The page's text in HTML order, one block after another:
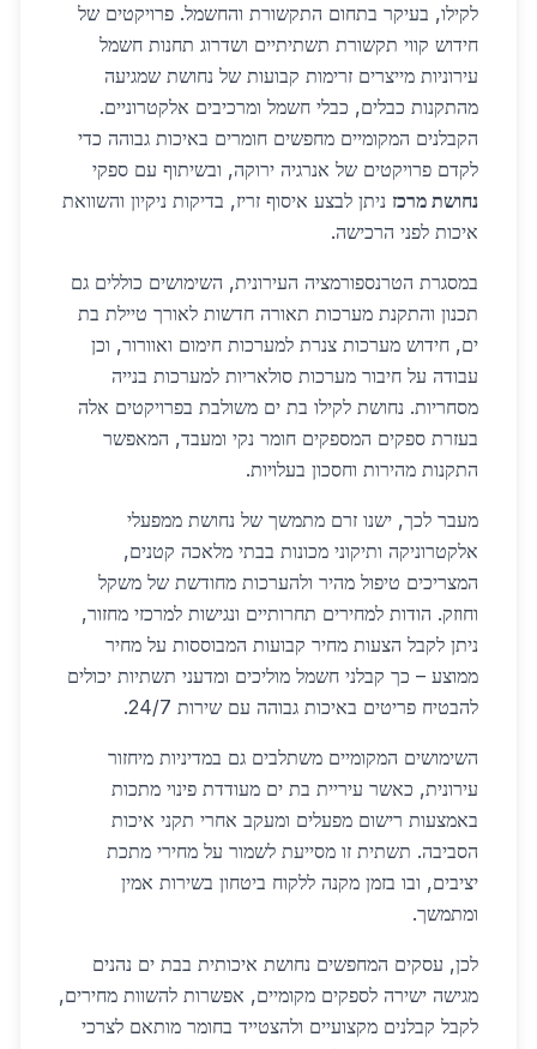
לקילו, בעיקר בתחום התקשורת והחשמל. פרויקטים של
חידוש קווי תקשורת תשתיתיים ושדרוג תחנות חשמל
עירוניות מייצרים זרימות קבועות של נחושת שמגיעה
מהתקנות כבלים, כבלי חשמל ומרכיבים אלקטרוניים.
הקבלנים המקומיים מחפשים חומרים באיכות גבוהה כדי
לקדם פרויקטים של אנרגיה ירוקה, ובשיתוף עם ספקי
נחושת מרכז ניתן לבצע איסוף זריז, בדיקות ניקיון והשוואת
איכות לפני הרכישה.
במסגרת הטרנספורמציה העירונית, השימושים כוללים גם
תכנון והתקנת מערכות תאורה חדשות לאורך טיילת בת
ים, חידוש מערכות צנרת למערכות חימום ואוורור, וכן
עבודה על חיבור מערכות סולאריות למערכות בנייה
מסחריות. נחושת לקילו בת ים משולבת בפרויקטים אלה
בעזרת ספקים המספקים חומר נקי ומעבד, המאפשר
התקנות מהירות וחסכון בעלויות.
מעבר לכך, ישנו זרם מתמשך של נחושת ממפעלי
אלקטרוניקה ותיקוני מכונות בבתי מלאכה קטנים,
המצריכים טיפול מהיר ולהערכות מחודשת של משקל
וחוזק. הודות למחירים תחרותיים ונגישות למרכזי מחזור,
ניתן לקבל הצעות מחיר קבועות המבוססות על מחיר
ממוצע – כך קבלני חשמל מוליכים ומדעני תשתיות יכולים
להבטיח פריטים באיכות גבוהה עם שירות 24/7.
השימושים המקומיים משתלבים גם במדיניות מיחזור
עירונית, כאשר עיריית בת ים מעודדת פינוי מתכות
באמצעות רישום מפעלים ומעקב אחרי תקני איכות
הסביבה. תשתית זו מסייעת לשמור על מחירי מתכת
יציבים, ובו בזמן מקנה ללקוח ביטחון בשירות אמין
ומתמשך.
לכן, עסקים המחפשים נחושת איכותית בבת ים נהנים
מגישה ישירה לספקים מקומיים, אפשרות להשוות מחירים,
לקבל קבלנים מקצועיים ולהצטייד בחומר מותאם לצרכי